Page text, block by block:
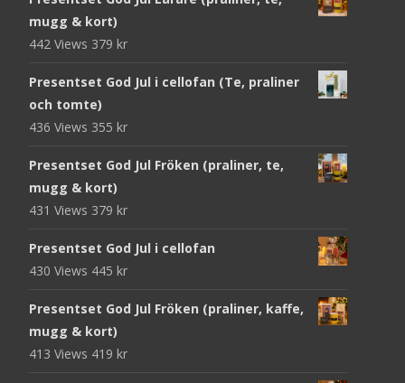
mugg & kort)
442 Views 379 kr
Presentset God Jul i cellofan (Te, praliner
och tomte)
436 Views 355 kr
Presentset God Jul Fröken (praliner, te,
mugg & kort)
431 Views 379 kr
Presentset God Jul i cellofan
430 Views 445 kr
Presentset God Jul Fröken (praliner, kaffe,
mugg & kort)
413 Views 419 kr